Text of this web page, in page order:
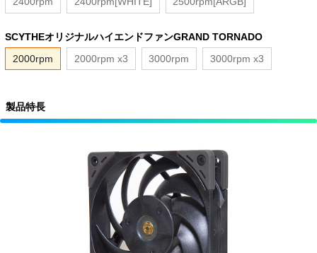
SCYTHEオリジナルハイエンドファンGRAND TORNADO
2000rpm
2000rpm x3 3000rpm 3000rpm x3
製品特長